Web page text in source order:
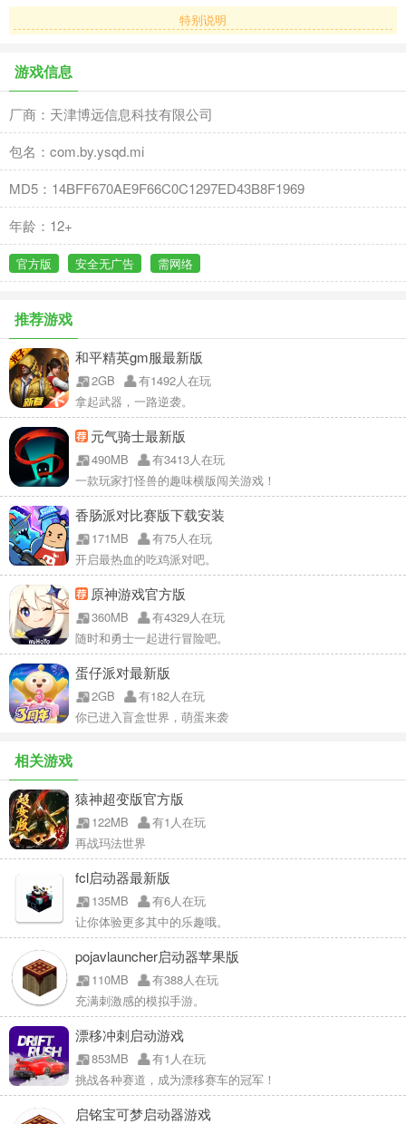
特别说明
游戏信息
厂商：天津博远信息科技有限公司
包名：com.by.ysqd.mi
MD5：14BFF670AE9F66C0C1297ED43B8F1969
年龄：12+
官方版 安全无广告 需网络
推荐游戏
和平精英gm服最新版
2GB
有1492人在玩
拿起武器，一路逆袭。
元气骑士最新版
490MB
有3413人在玩
一款玩家打怪兽的趣味横版闯关游戏！
香肠派对比赛版下载安装
171MB
有75人在玩
开启最热血的吃鸡派对吧。
原神游戏官方版
360MB
有4329人在玩
随时和勇士一起进行冒险吧。
蛋仔派对最新版
2GB
有182人在玩
你已进入盲盒世界，萌蛋来袭
相关游戏
猿神超变版官方版
122MB
有1人在玩
再战玛法世界
fcl启动器最新版
135MB
有6人在玩
让你体验更多其中的乐趣哦。
pojavlauncher启动器苹果版
110MB
有388人在玩
充满刺激感的模拟手游。
漂移冲刺启动游戏
853MB
有1人在玩
挑战各种赛道，成为漂移赛车的冠军！
启铭宝可梦启动器游戏